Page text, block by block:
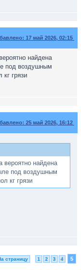
17 май 2026, 02:15
найдена
под воздушным
грязи
25 май 2026, 16:12
вероятно найдена
под воздушным
кг грязи
страницу 1 2 3 4 5